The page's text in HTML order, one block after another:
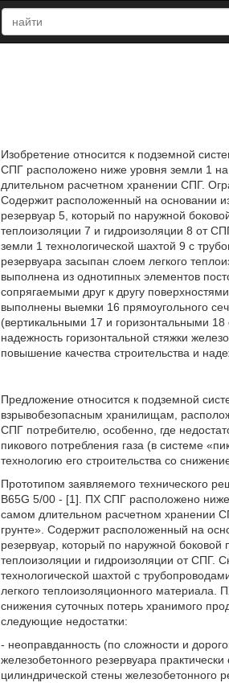
Изобретение относится к подземной
СПГ расположено ниже уровня земли 1
длительном расчетном хранении СПГ.
Содержит расположенный на основании
резервуар 5, который по наружной
теплоизоляции 7 и гидроизоляции 8 от
земли 1 технологической шахтой 9 с
резервуара засыпан слоем легкого
выполнена из однотипных элементов
сопрягаемыми друг к другу
выполнены выемки 16 прямоугольного
(вертикальными 17 и горизонтальными
надежность горизонтальной стяжки
повышение качества строительства и
Предложение относится к подземной
взрывобезопасным хранилищам,
СПГ потребителю, особенно, где
пикового потребления газа (в системе
технологию его строительства со
Прототипом заявляемого технического
B65G 5/00 - [1]. ПХ СПГ расположено
самом длительном расчетном хранении
грунте». Содержит расположенный на
резервуар, который по наружной боковой
теплоизоляции и гидроизоляции от СПГ.
технологической шахтой с
легкого теплоизоляционного
снижения суточных потерь хранимого
следующие недостатки:
- неоправданность (по сложности и
железобетонного резервуара
цилиндрической стены железобетонного